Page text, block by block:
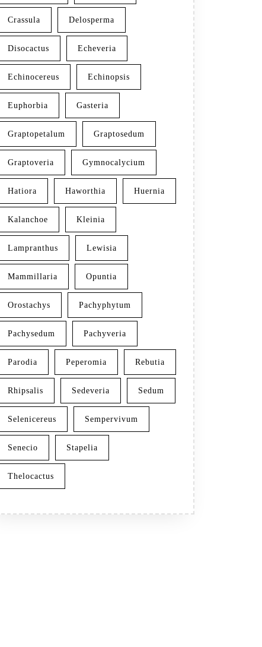
Crassula Delosperma
Disocactus Echeveria
Echinocereus Echinopsis
Euphorbia Gasteria
Graptopetalum Graptosedum
Graptoveria Gymnocalycium
Hatiora Haworthia Huernia
Kalanchoe Kleinia
Lampranthus Lewisia
Mammillaria Opuntia
Orostachys Pachyphytum
Pachysedum Pachyveria
Parodia Peperomia Rebutia
Rhipsalis Sedeveria Sedum
Selenicereus Sempervivum
Senecio Stapelia
Thelocactus